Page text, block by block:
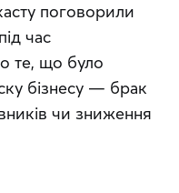
поговорили
час
те, що було
бізнесу — брак
чи зниження